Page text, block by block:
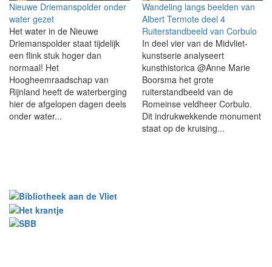
Nieuwe Driemanspolder onder
water gezet
Het water in de Nieuwe
Driemanspolder staat tijdelijk
een flink stuk hoger dan
normaal! Het
Hoogheemraadschap van
Rijnland heeft de waterberging
hier de afgelopen dagen deels
onder water...
Wandeling langs beelden van
Albert Termote deel 4
Ruiterstandbeeld van Corbulo
In deel vier van de Midvliet-
kunstserie analyseert
kunsthistorica @Anne Marie
Boorsma het grote
ruiterstandbeeld van de
Romeinse veldheer Corbulo.
Dit indrukwekkende monument
staat op de kruising...